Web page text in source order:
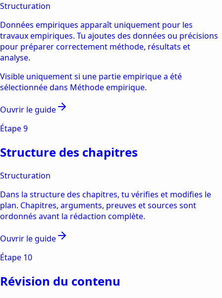
Structuration
Données empiriques apparaît uniquement pour les
travaux empiriques. Tu ajoutes des données ou précisions
pour préparer correctement méthode, résultats et
analyse.
Visible uniquement si une partie empirique a été
sélectionnée dans Méthode empirique.
Ouvrir le guide
Étape9
Structure des chapitres
Structuration
Dans la structure des chapitres, tu vérifies et modifies le
plan. Chapitres, arguments, preuves et sources sont
ordonnés avant la rédaction complète.
Ouvrir le guide
Étape 10
Révision du contenu